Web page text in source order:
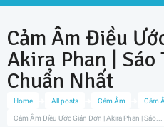
Home All posts Cảm Âm Cảm
Cảm Âm Điều Ước Giản Đơn | Akira Phan | Sáo...
Cảm Âm Điều
Akira Phan | Sáo
Chuẩn Nhất